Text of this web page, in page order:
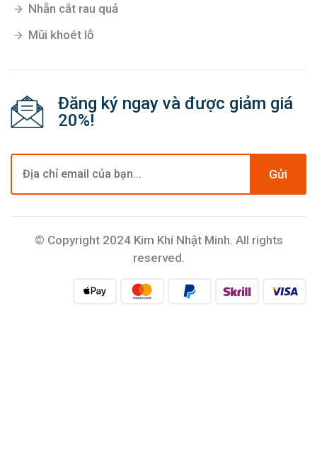
Nhẵn cắt rau quả
Mũi khoét lỗ
Đăng ký ngay và được giảm giá
20%!
Gửi
© Copyright 2024 Kim Khí Nhật Minh. All rights
reserved.